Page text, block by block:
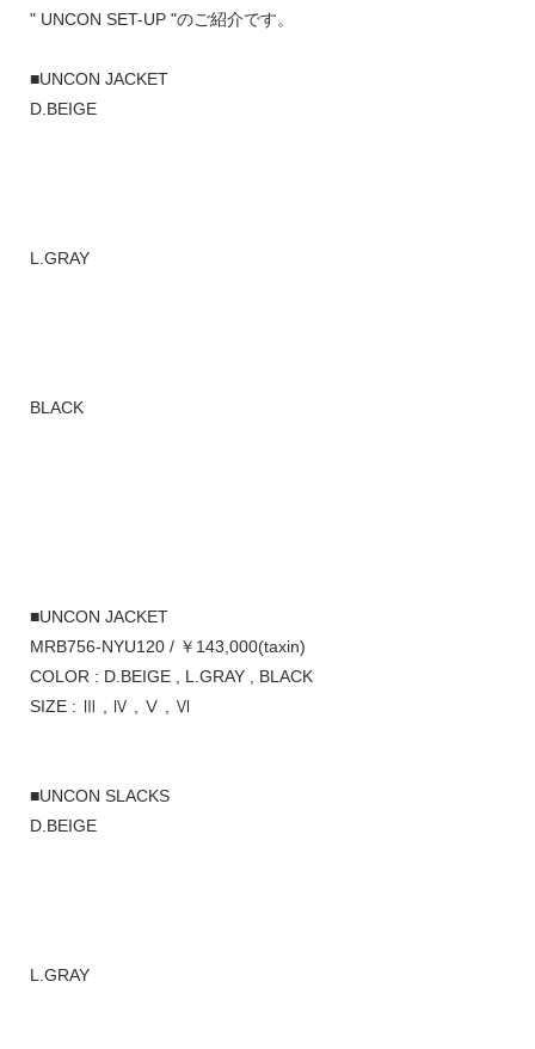
" UNCON SET-UP "のご紹介です。
■UNCON JACKET
D.BEIGE
L.GRAY
BLACK
■UNCON JACKET
MRB756-NYU120 / ￥143,000(taxin)
COLOR : D.BEIGE , L.GRAY , BLACK
SIZE : Ⅲ , Ⅳ , Ⅴ , Ⅵ
■UNCON SLACKS
D.BEIGE
L.GRAY